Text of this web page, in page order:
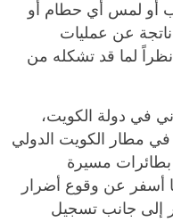
أو لمس أي حطام أو
عن عمليات
نظراً لما قد تشكله من
في دولة الكويت،
مطار الكويت الدولي
لاستهداف بطائرات مسيرة
أسفر عن وقوع أضرار
إلى جانب تسجيل